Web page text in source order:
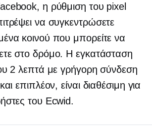
η ρύθμιση του pixel
να συγκεντρώσετε
κοινού που μπορείτε να
στο δρόμο. Η εγκατάσταση
2 λεπτά με γρήγορη σύνδεση
επιπλέον, είναι διαθέσιμη για
του Ecwid.